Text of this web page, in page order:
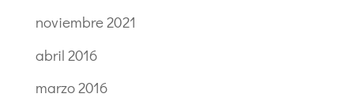
noviembre 2021
abril 2016
marzo 2016